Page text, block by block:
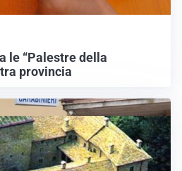
le “Palestre della
provincia